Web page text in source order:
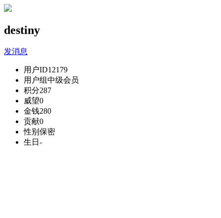
destiny
发消息
用户ID12179
用户组中级会员
积分287
威望0
金钱280
贡献0
性别 保密
生日 -